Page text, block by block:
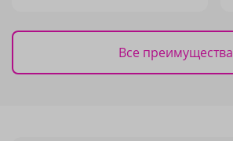
Все преимущества